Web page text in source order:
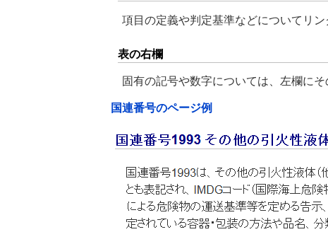
項目の定義や判定基準などについてリ
表の右欄
固有の記号や数字については、左欄に
国連番号のページ例